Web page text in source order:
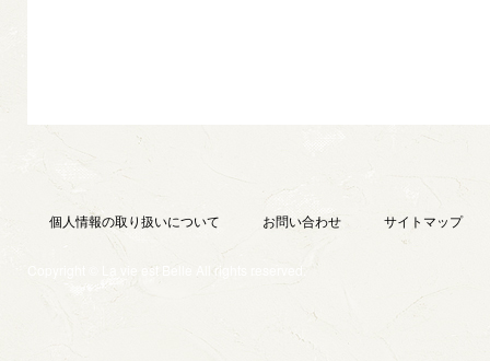
個人情報の取り扱いについて お問い合わせ サイトマップ
Copyright © La vie est Belle All rights reserved.